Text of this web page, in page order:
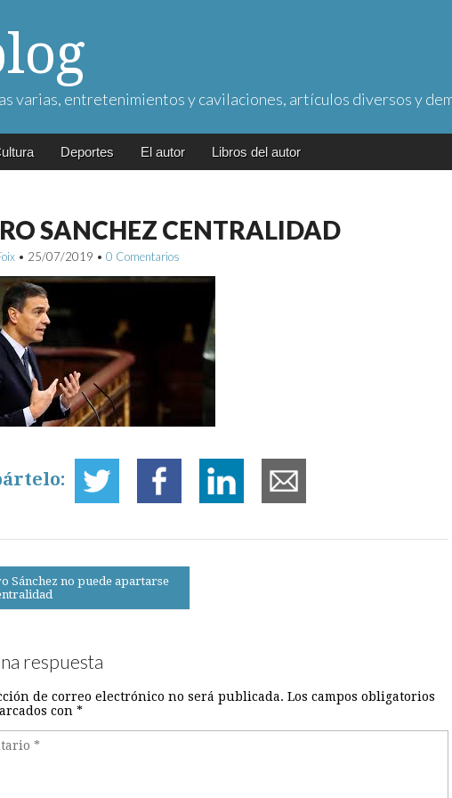
varias, entretenimientos y cavilaciones, artículos diversos y
Deportes El autor Libros del autor
SANCHEZ CENTRALIDAD
• 25/07/2019 • 0 Comentarios
Sánchez no puede apartarse
respuesta
de correo electrónico no será publicada. Los campos obligatorios
con *